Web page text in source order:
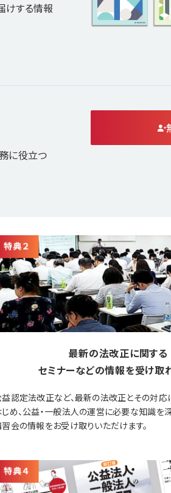
けする情報
に役立つ
最新の法改正に関する
セミナーなどの情報を受け取
益認定法改正など、最新の法改正とその対応
じめ、公益・一般法人の運営に必要な知識を
会の情報をお受け取りいただけます。